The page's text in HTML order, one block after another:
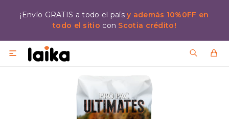
¡Envío GRATIS a todo el paísy además 10%0FF en
todo el sitio con Scotia crédito!
